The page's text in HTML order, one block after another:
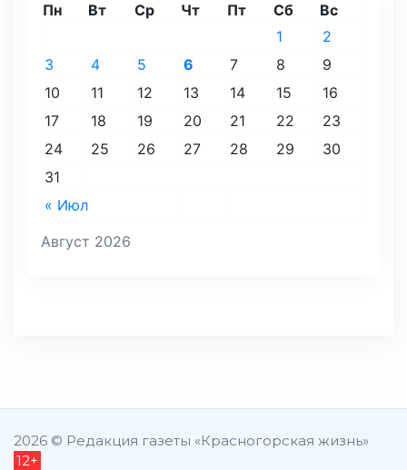
Август 2026
Пн Вт Ср Чт Пт Сб Вс
« Июл
1
2
3
4 5 6 7 8
9
10
11 12 13 14 15
16
17
18 19 20 21 22
23
24
25 26 27 28 29
30
31
2026 © Редакция газеты «Красногорская жизнь»
12+